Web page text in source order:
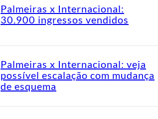
Palmeiras x Internacional:
30.900 ingressos vendidos
Palmeiras x Internacional: veja
possível escalação com mudança
de esquema